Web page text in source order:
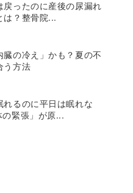
戻ったのに産後の尿漏れ
は？整骨院...
臓の冷え」かも？夏の不
う方法
れるのに平日は眠れな
緊張」が原...